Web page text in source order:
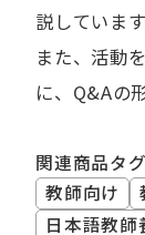
説しています
また、活動
に、Q&Aの
関連商品タグ
教師向け
日本語教師